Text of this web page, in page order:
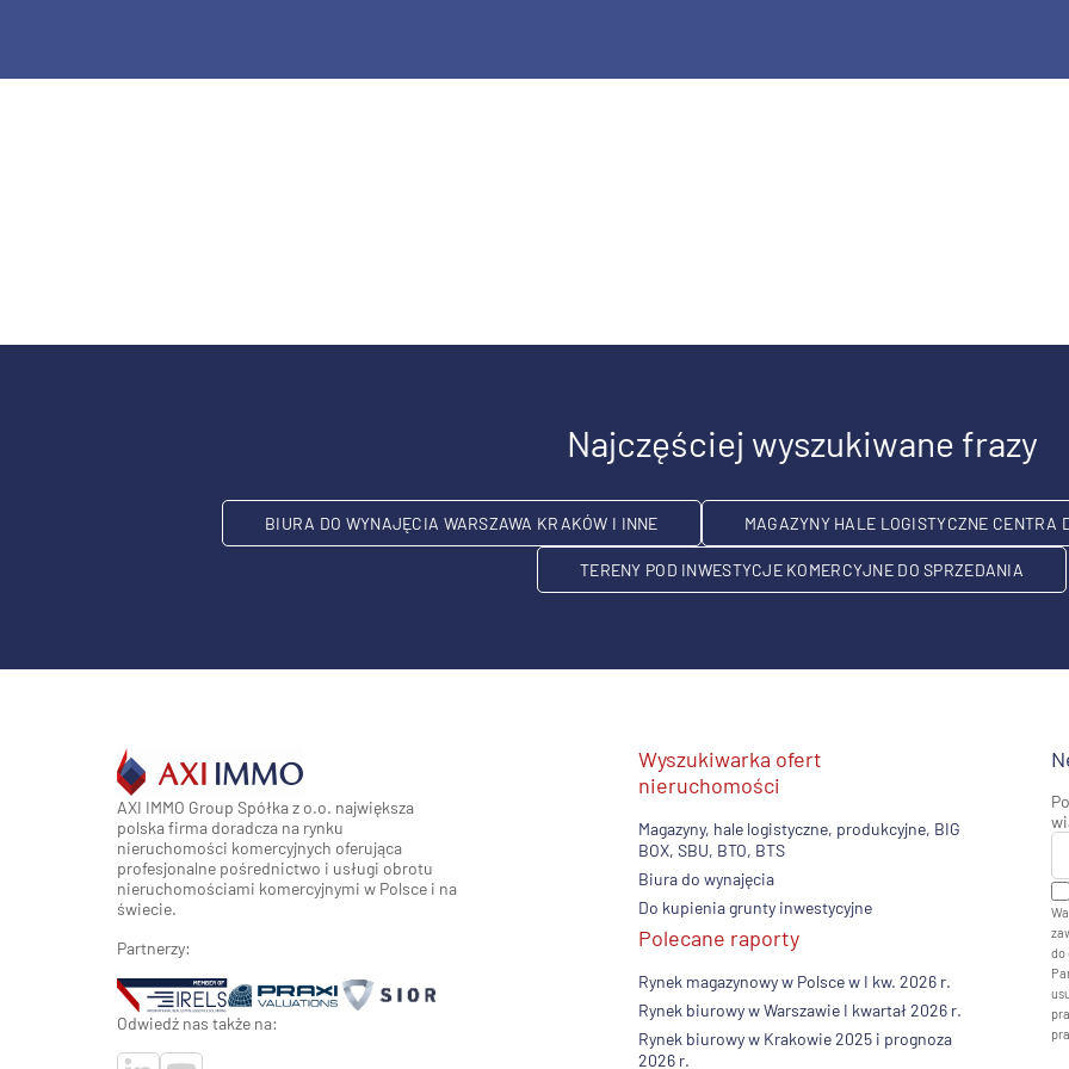
Najczęściej wyszukiwane frazy
BIURA DO WYNAJĘCIA WARSZAWA KRAKÓW I INNE MAGAZYNY HALE LOGISTYCZNE
TERENY POD INWESTYCJE KOMERCYJNE DO SPRZEDANIA
AXI IMMO Group Spółka z o.o. największa
polska firma doradcza na rynku
nieruchomości komercyjnych oferująca
profesjonalne pośrednictwo i usługi obrotu
nieruchomościami komercyjnymi w Polsce i na
świecie.
Partnerzy:
Odwiedź nas także na:
Wyszukiwarka ofert
nieruchomości
Magazyny, hale logistyczne, produkcyjne, BIG
BOX, SBU, BTO, BTS
Biura do wynajęcia
Do kupienia grunty inwestycyjne
Polecane raporty
Rynek magazynowy w Polsce w I kw. 2026 r.
Rynek biurowy w Warszawie I kwartał 2026 r.
Rynek biurowy w Krakowie 2025 i prognoza
2026 r.
do